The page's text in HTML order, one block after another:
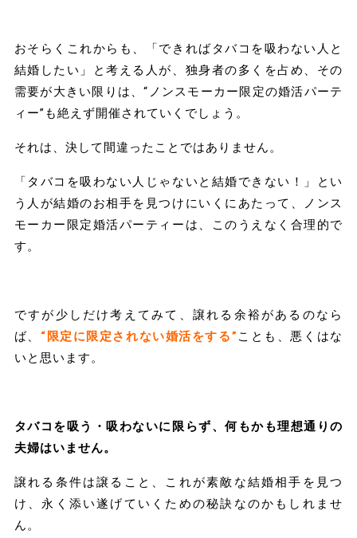
おそらくこれからも、「できればタバコを吸わない人と
結婚したい」と考える人が、独身者の多くを占め、その
需要が大きい限りは、“ノンスモーカー限定の婚活パーテ
ィー”も絶えず開催されていくでしょう。
それは、決して間違ったことではありません。
「タバコを吸わない人じゃないと結婚できない！」とい
う人が結婚のお相手を見つけにいくにあたって、ノンス
モーカー限定婚活パーティーは、このうえなく合理的で
す。
ですが少しだけ考えてみて、譲れる余裕があるのなら
ば、 “限定に限定されない婚活をする” ことも、悪くはな
いと思います。
タバコを吸う・吸わないに限らず、何もかも理想通りの
夫婦はいません。
譲れる条件は譲ること、これが素敵な結婚相手を見つ
け、永く添い遂げていくための秘訣なのかもしれませ
ん。